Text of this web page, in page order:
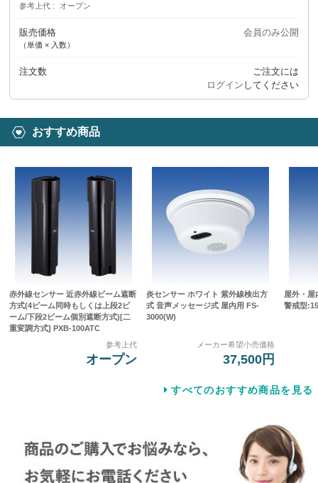
参考上代
オープン
販売価格
（単価 × 入数）
会員のみ公開
注文数
ご注文には
ログイン してください
おすすめ商品
赤外線センサー 近赤外線ビーム遮断
方式(4ビーム同時もしくは上段2ビ
ーム/下段2ビーム個別遮断方式)[二
重変調方式] PXB-100ATC
参考上代
オープン
炎センサー ホワイト 紫外線検出方
式 音声メッセージ式 屋内用 FS-
3000(W)
メーカー希望小売価格
37,500円
屋外・屋
警戒型
すべてのおすすめ商品を見る